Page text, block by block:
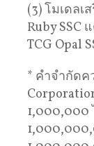
(3) โมเดลเ
Ruby SSC
TCG Opal
* คำจำกัดค
1,000,000